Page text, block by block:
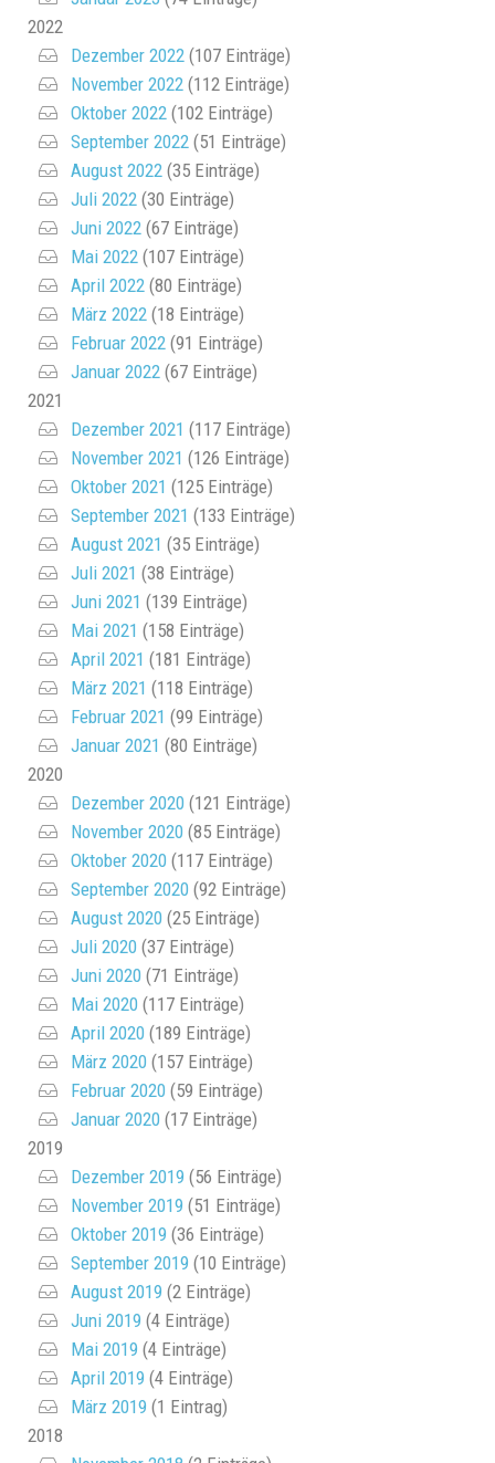
2022
Dezember 2022 (107 Einträge)
November 2022 (112 Einträge)
Oktober 2022 (102 Einträge)
September 2022 (51 Einträge)
August 2022 (35 Einträge)
Juli 2022 (30 Einträge)
Juni 2022 (67 Einträge)
Mai 2022 (107 Einträge)
April 2022 (80 Einträge)
März 2022 (18 Einträge)
Februar 2022 (91 Einträge)
Januar 2022 (67 Einträge)
2021
Dezember 2021 (117 Einträge)
November 2021 (126 Einträge)
Oktober 2021 (125 Einträge)
September 2021 (133 Einträge)
August 2021 (35 Einträge)
Juli 2021 (38 Einträge)
Juni 2021 (139 Einträge)
Mai 2021 (158 Einträge)
April 2021 (181 Einträge)
März 2021 (118 Einträge)
Februar 2021 (99 Einträge)
Januar 2021 (80 Einträge)
2020
Dezember 2020 (121 Einträge)
November 2020 (85 Einträge)
Oktober 2020 (117 Einträge)
September 2020 (92 Einträge)
August 2020 (25 Einträge)
Juli 2020 (37 Einträge)
Juni 2020 (71 Einträge)
Mai 2020 (117 Einträge)
April 2020 (189 Einträge)
März 2020 (157 Einträge)
Februar 2020 (59 Einträge)
Januar 2020 (17 Einträge)
2019
Dezember 2019 (56 Einträge)
November 2019 (51 Einträge)
Oktober 2019 (36 Einträge)
September 2019 (10 Einträge)
August 2019 (2 Einträge)
Juni 2019 (4 Einträge)
Mai 2019 (4 Einträge)
April 2019 (4 Einträge)
März 2019 (1 Eintrag)
2018